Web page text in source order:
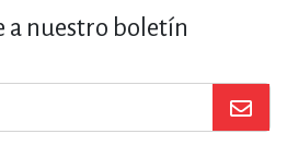
a nuestro boletín